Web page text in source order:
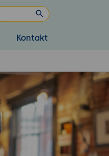
Kontakt